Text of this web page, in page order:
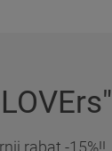
rabat -15%!!